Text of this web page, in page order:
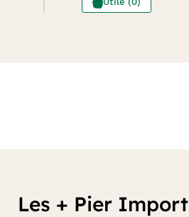
Les + Pier Import